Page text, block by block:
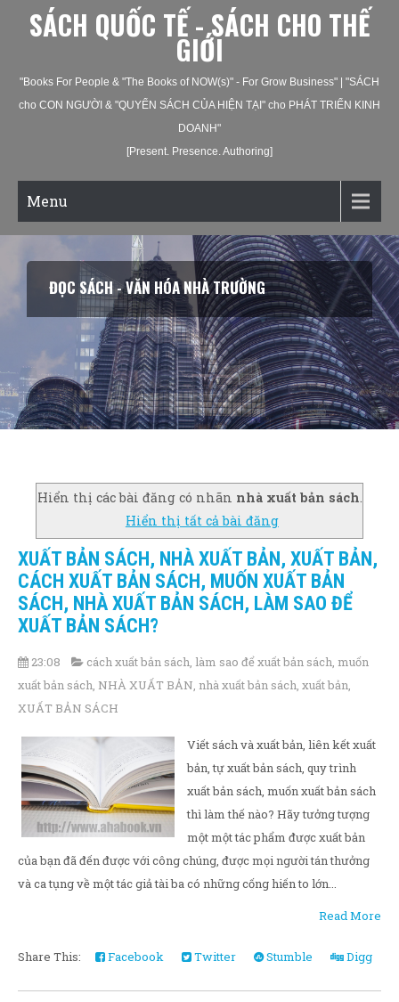
SÁCH QUỐC TẾ - SÁCH CHO THẾ
GIỚI
"Books For People & "The Books of NOW(s)" - For Grow Business" | "SÁCH
cho CON NGƯỜI & "QUYỂN SÁCH CỦA HIỆN TẠI" cho PHÁT TRIỂN KINH
DOANH"
[Present. Presence. Authoring]
Menu
ĐỌC SÁCH - VĂN HÓA NHÀ TRƯỜNG
Hiển thị các bài đăng có nhãn nhà xuất bản sách.
Hiển thị tất cả bài đăng
XUẤT BẢN SÁCH, NHÀ XUẤT BẢN, XUẤT BẢN,
CÁCH XUẤT BẢN SÁCH, MUỐN XUẤT BẢN
SÁCH, NHÀ XUẤT BẢN SÁCH, LÀM SAO ĐỂ
XUẤT BẢN SÁCH?
23:08 cách xuất bản sách làm sao để xuất bản sách muốn
xuất bản sách NHÀ XUẤT BẢN nhà xuất bản sách xuất bản
XUẤT BẢN SÁCH
Viết sách và xuất bản, liên kết xuất
bản, tự xuất bản sách, quy trình
xuất bản sách, muốn xuất bản sách
thì làm thế nào? Hãy tưởng tượng
một một tác phẩm được xuất bản
của bạn đã đến được với công chúng, được mọi người tán thưởng
và ca tụng về một tác giả tài ba có những cống hiến to lớn...
Read More
Share This: Facebook Twitter Stumble Digg